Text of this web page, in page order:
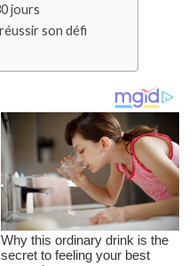
jours
son défi